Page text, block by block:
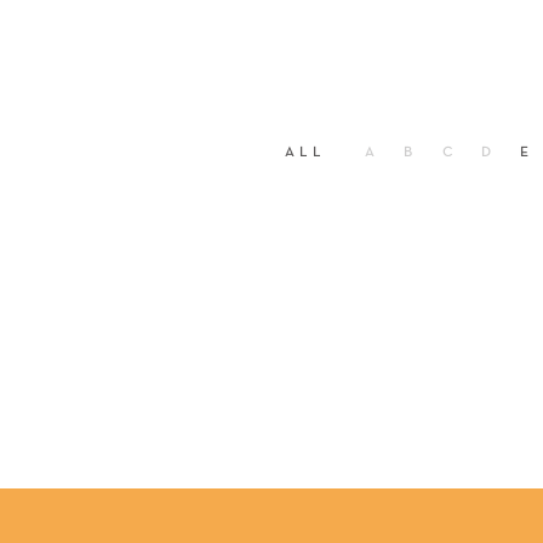
ALL A B C D E